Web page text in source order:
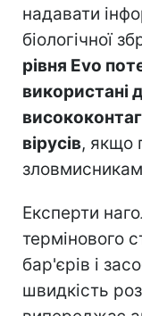
надавати
біологічної
рівня Evo
використані
вірусів, якщо
Експерти
термінового
бар'єрів і
швидкість